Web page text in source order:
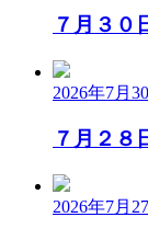
７月３０
2026年7月
７月２８
2026年7月